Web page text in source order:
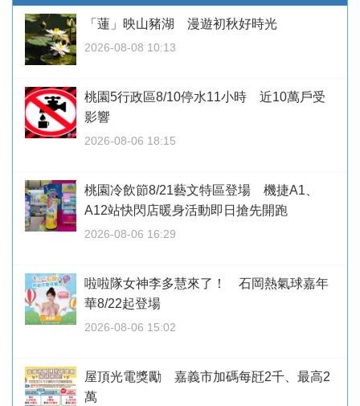
「蓮」映山豬湖 漫遊初秋好時光
2026-08-08 10:13
桃園5行政區8/10停水11小時 近10萬戶受
影響
2026-08-06 18:15
桃園冷飲節8/21藝文特區登場 機捷A1、
A12站快閃店暖身活動即日搶先開跑
2026-08-06 16:29
啦啦隊女神李多慧來了！ 石岡熱氣球嘉年
華8/22起登場
2026-08-06 15:02
屋頂光電獎勵 嘉義市加碼每瓩2千、最高2
萬